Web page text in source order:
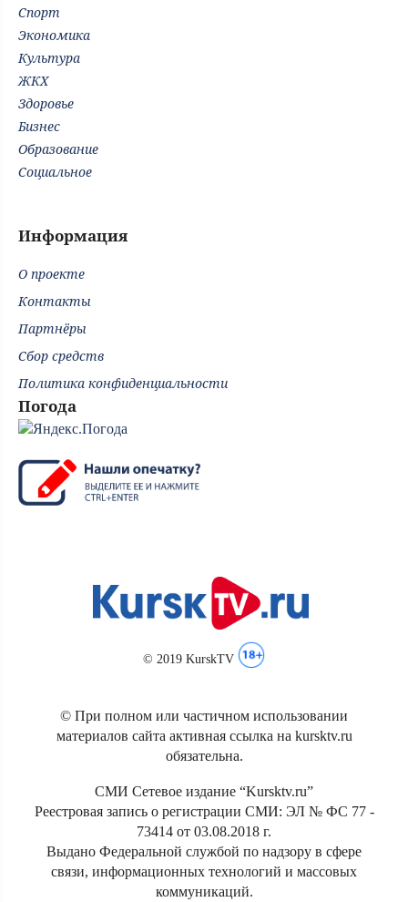
Спорт
Экономика
Культура
ЖКХ
Здоровье
Бизнес
Образование
Социальное
Информация
О проекте
Контакты
Партнёры
Сбор средств
Политика конфиденциальности
Погода
© 2019 KurskTV
© При полном или частичном использовании
материалов сайта активная ссылка на kursktv.ru
обязательна.
СМИ Сетевое издание “Kursktv.ru”
Реестровая запись о регистрации СМИ: ЭЛ № ФС 77 -
73414 от 03.08.2018 г.
Выдано Федеральной службой по надзору в сфере
связи, информационных технологий и массовых
коммуникаций.